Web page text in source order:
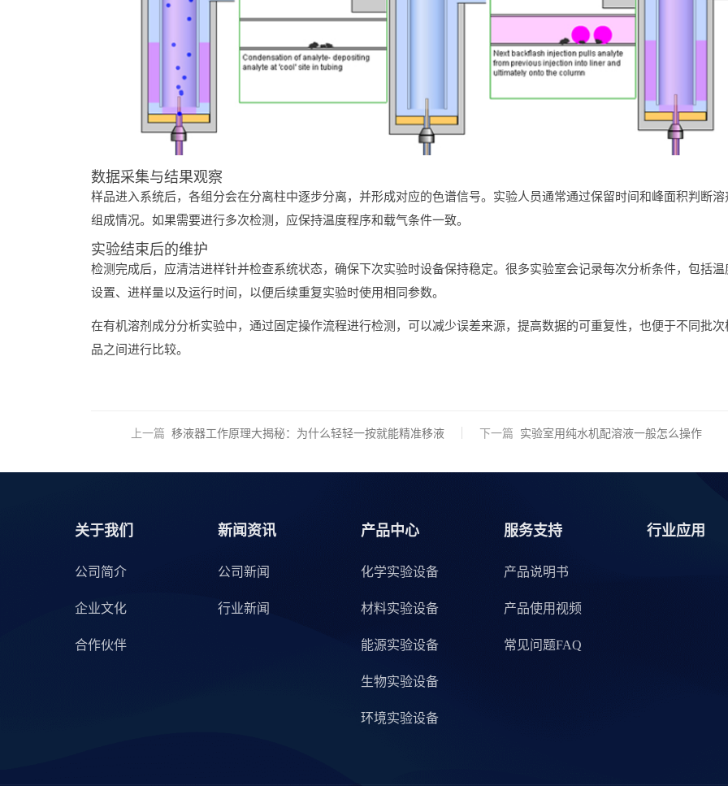
数据采集与结果观察
样品进入系统后， 各组 分会在分离柱中逐步分离， 并形成对应的色谱信号。 实验人员通常通过保留时间 和峰面积判断溶
组成情况。 如果需要进行多次检测， 应保持温度程序和载气条件一致。
实验结束后的维护
检测完成后， 应清洁进样针并检查系统状态， 确保 下次实验时设备保持稳定。 很多实验室会记录每次分析条件， 包括温
设置、 进样量以及运行时间， 以便后续重复实验时使用相同参数。
在有机溶剂 成分分析实验中， 通过 固定操作流程进行检测， 可以减少误差来源， 提高数据的可 重复性， 也便于不同批次
品之间 进行比较。
上一篇 移液器工作原理大揭秘：为什么轻轻一按就能精准移液 下一篇 实验室用纯水机配溶液一般怎么操作
关于我们
公司简介
企业文化
合作伙伴
新闻资讯
公司新闻
行业新闻
产品中心
化学实验设备
材料实验设备
能源实验设备
生物实验设备
环境实验设备
服务支持
产品说明书
产品使用视频
常见问题FAQ
行业应用